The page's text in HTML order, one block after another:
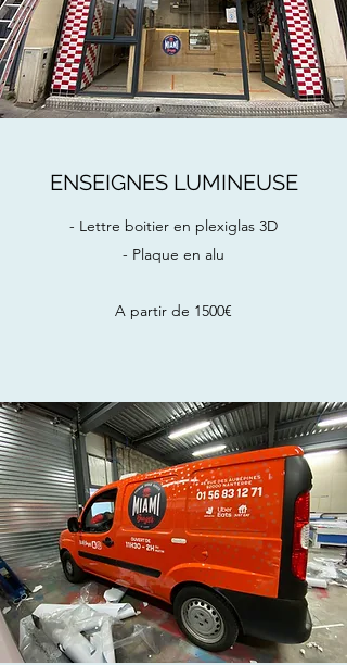
ENSEIGNES LUMINEUSE
- Lettre boitier en plexiglas 3D
- Plaque en alu
A partir de 1500€